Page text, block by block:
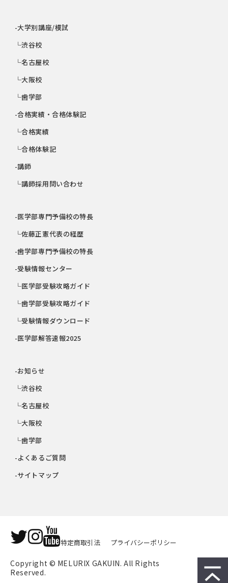
-大学別講座/模試
└渋谷校
└名古屋校
└大阪校
└歯学部
-合格実績・合格体験記
└合格実績
└合格体験記
-講師
└講師採用問い合わせ
-医学部専門予備校の特長
└佐藤正憲代表の経歴
-歯学部専門予備校の特長
-受験情報センター
└医学部受験攻略ガイド
└歯学部受験攻略ガイド
└受験情報ダウンロード
-医学部解答速報2025
-お知らせ
└渋谷校
└名古屋校
└大阪校
└歯学部
-よくあるご質問
-サイトマップ
特定商取引法 プライバシーポリシー
Copyright © MELURIX GAKUIN. All Rights
Reserved.